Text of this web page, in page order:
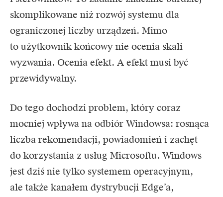
skomplikowane niż rozwój systemu dla
ograniczonej liczby urządzeń. Mimo
to użytkownik końcowy nie ocenia skali
wyzwania. Ocenia efekt. A efekt musi być
przewidywalny.
Do tego dochodzi problem, który coraz
mocniej wpływa na odbiór Windowsa: rosnąca
liczba rekomendacji, powiadomień i zachęt
do korzystania z usług Microsoftu. Windows
jest dziś nie tylko systemem operacyjnym,
ale także kanałem dystrybucji Edge’a,